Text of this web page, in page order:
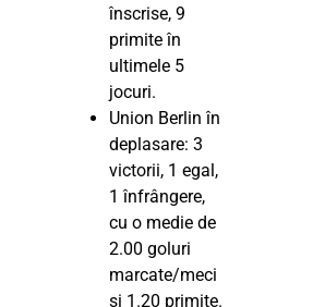
înscrise, 9
primite în
ultimele 5
jocuri.
Union Berlin în
deplasare: 3
victorii, 1 egal,
1 înfrângere,
cu o medie de
2.00 goluri
marcate/meci
și 1.20 primite.